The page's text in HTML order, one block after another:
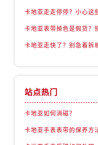
卡地亚走走停停？小心这
卡地亚走快了？别急着拆
站点热门
卡地亚如何消磁？
卡地亚手表表带的保养方